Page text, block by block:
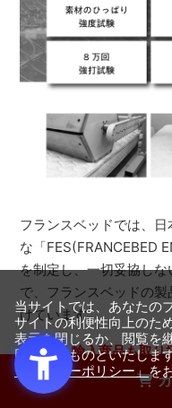
カ
フランスベッドでは、
な「FES(FRANCEBED
を制定し、一切妥協し
で、フランスベッドの
けています。
※一部、輸入商品も取り
当サイトでは、あなたの
サイトの利便性向上のた
表示を閉じるか、閲覧を
同意するものといたしま
ライバシーポリシー」を